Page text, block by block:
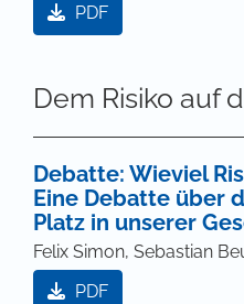
PDF
Dem Risiko auf
Debatte: Wieviel
Eine Debatte über
Platz in unserer
Felix Simon, Sebastian
PDF